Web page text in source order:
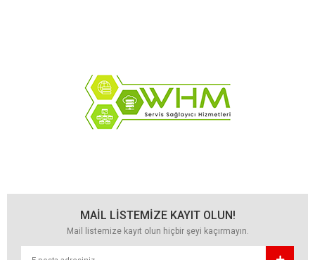
MAİL LİSTEMİZE KAYIT OLUN!
Mail listemize kayıt olun hiçbir şeyi kaçırmayın.